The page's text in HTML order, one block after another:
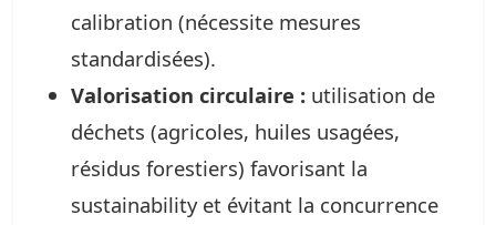
calibration (nécessite mesures
standardisées).
Valorisation circulaire : utilisation de
déchets (agricoles, huiles usagées,
résidus forestiers) favorisant la
sustainability et évitant la concurrence